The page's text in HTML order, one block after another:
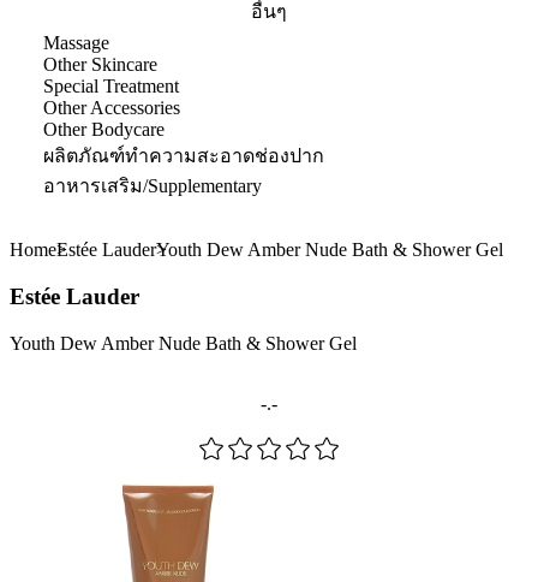
อื่นๆ
Massage
Other Skincare
Special Treatment
Other Accessories
Other Bodycare
ผลิตภัณฑ์ทำความสะอาดช่องปาก
อาหารเสริม/Supplementary
HomeEstée LauderYouth Dew Amber Nude Bath & Shower Gel
Estée Lauder
Youth Dew Amber Nude Bath & Shower Gel
-.-